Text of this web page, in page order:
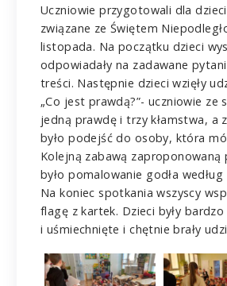
Uczniowie przygotowali dla
związane ze Świętem
listopada. Na początku dzieci
odpowiadały na zadawane
treści. Następnie dzieci wzięły
„Co jest prawdą?”- uczniowie ze
jedną prawdę i trzy kłamstwa, a
było podejść do osoby, która
Kolejną zabawą zaproponowaną
było pomalowanie godła według
Na koniec spotkania wszyscy
flagę z kartek. Dzieci były
i uśmiechnięte i chętnie brały